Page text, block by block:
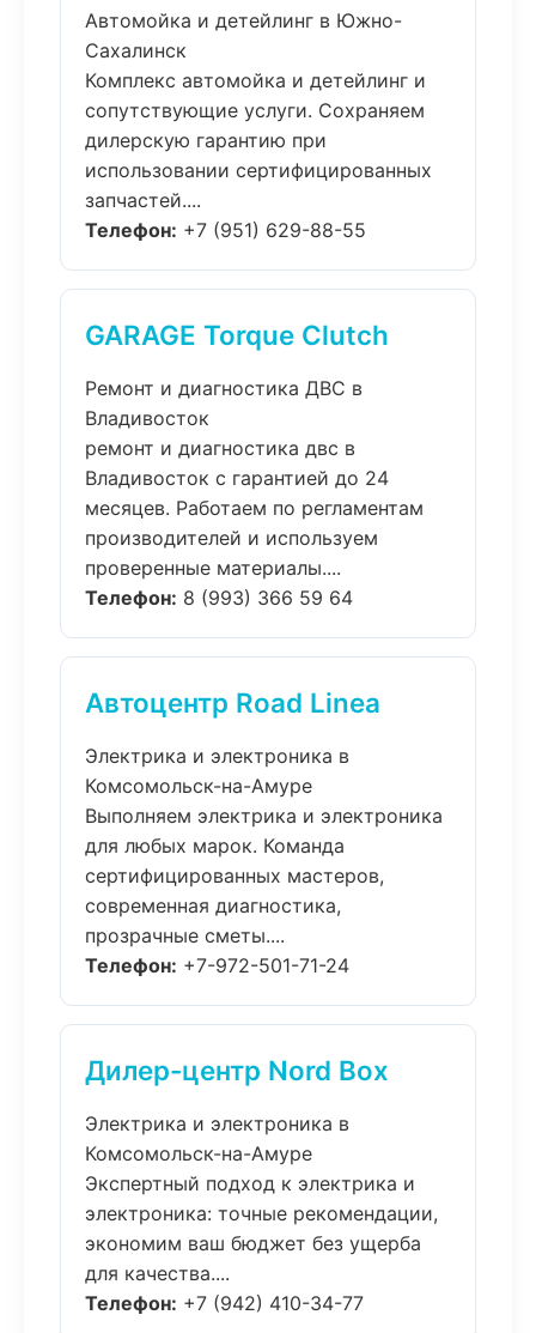
Автомойка и детейлинг в Южно-
Сахалинск
Комплекс автомойка и детейлинг и
сопутствующие услуги. Сохраняем
дилерскую гарантию при
использовании сертифицированных
запчастей....
Телефон: +7 (951) 629-88-55
GARAGE Torque Clutch
Ремонт и диагностика ДВС в
Владивосток
ремонт и диагностика двс в
Владивосток с гарантией до 24
месяцев. Работаем по регламентам
производителей и используем
проверенные материалы....
Телефон: 8 (993) 366 59 64
Автоцентр Road Linea
Электрика и электроника в
Комсомольск-на-Амуре
Выполняем электрика и электроника
для любых марок. Команда
сертифицированных мастеров,
современная диагностика,
прозрачные сметы....
Телефон: +7-972-501-71-24
Дилер-центр Nord Box
Электрика и электроника в
Комсомольск-на-Амуре
Экспертный подход к электрика и
электроника: точные рекомендации,
экономим ваш бюджет без ущерба
для качества....
Телефон: +7 (942) 410-34-77